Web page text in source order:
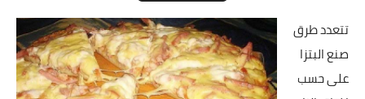
شوربات
سلطات
تتعدد طرق
صنع البتزا
على حسب